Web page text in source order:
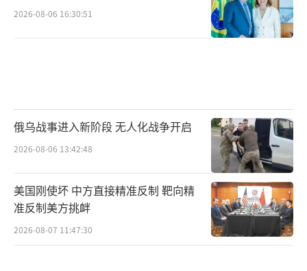
2026-08-06 16:30:51
俄乌战事进入新阶段 无人化战争开启
2026-08-06 13:42:48
美国刚使坏 中方直接精准反制 靶向精
准反制美方挑衅
2026-08-07 11:47:30